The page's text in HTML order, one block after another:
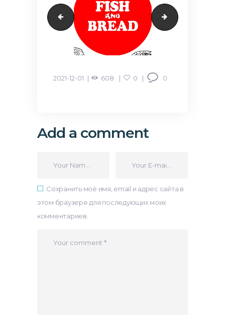
Gals-Telecom BurgerLounge
2021-12-01 608 0 0
Add a comment
Сохранить моё имя, email и адрес сайта в
этом браузере для последующих моих
комментариев.